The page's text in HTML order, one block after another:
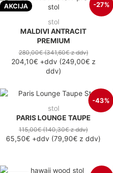
AKCIJA -27%
stol
MALDIVI ANTRACIT
PREMIUM
280,00€(341,60€z ddv)
204,10€+ddv(249,00€z
ddv)
-43%
stol
PARIS LOUNGE TAUPE
115,00€(140,30€z ddv)
65,50€ +ddv (79,90€ z ddv)